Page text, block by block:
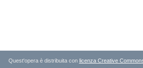
Quest'opera è distribuita con licenza Creative